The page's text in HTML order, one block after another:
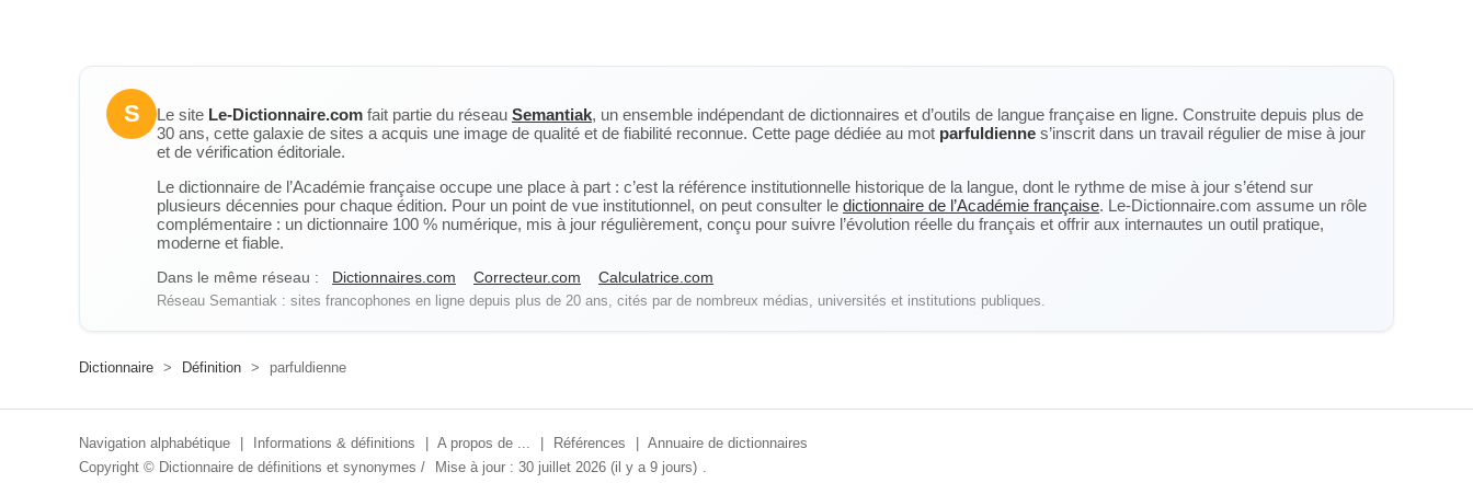
S Le site Le-Dictionnaire.com fait partie du réseau Semantiak, un ensemble indépendant de dictionnaires et d’outils de langue française en ligne. Construite depuis plus de
30 ans, cette galaxie de sites a acquis une image de qualité et de fiabilité reconnue. Cette page dédiée au mot parfuldienne s’inscrit dans un travail régulier de mise à jour
et de vérification éditoriale.
Le dictionnaire de l’Académie française occupe une place à part : c’est la référence institutionnelle historique de la langue, dont le rythme de mise à jour s’étend sur
plusieurs décennies pour chaque édition. Pour un point de vue institutionnel, on peut consulter le dictionnaire de l’Académie française. Le-Dictionnaire.com assume un rôle
complémentaire : un dictionnaire 100 % numérique, mis à jour régulièrement, conçu pour suivre l’évolution réelle du français et offrir aux internautes un outil pratique,
moderne et fiable.
Dans le même réseau : Dictionnaires.com Correcteur.com Calculatrice.com
Réseau Semantiak : sites francophones en ligne depuis plus de 20 ans, cités par de nombreux médias, universités et institutions publiques.
Dictionnaire > Définition > parfuldienne
Navigation alphabétique Informations & définitions A propos de ... Références
Annuaire de dictionnaires
Copyright © Dictionnaire de définitions et synonymes / Mise à jour : 30 juillet 2026 (il y a 9 jours) .